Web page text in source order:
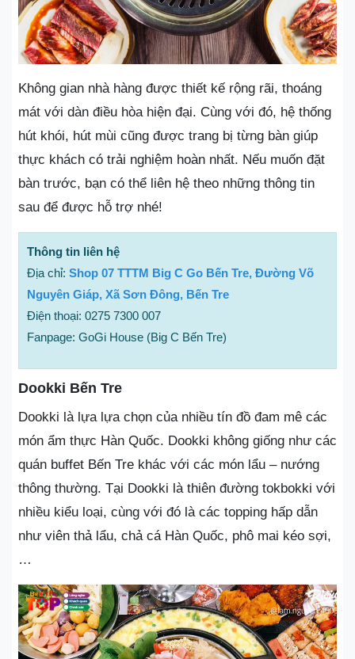
Không gian nhà hàng được thiết kế rộng rãi, thoáng
mát với dàn điều hòa hiện đại. Cùng với đó, hệ thống
hút khói, hút mùi cũng được trang bị từng bàn giúp
thực khách có trải nghiệm hoàn nhất. Nếu muốn đặt
bàn trước, bạn có thể liên hệ theo những thông tin
sau để được hỗ trợ nhé!
Thông tin liên hệ
Địa chỉ: Shop 07 TTTM Big C Go Bến Tre, Đường Võ
Nguyên Giáp, Xã Sơn Đông, Bến Tre
Điện thoại: 0275 7300 007
Fanpage: GoGi House (Big C Bến Tre)
Dookki Bến Tre
Dookki là lựa lựa chọn của nhiều tín đồ đam mê các
món ẩm thực Hàn Quốc. Dookki không giống như các
quán buffet Bến Tre khác với các món lẩu – nướng
thông thường. Tại Dookki là thiên đường tokbokki với
nhiều kiểu loại, cùng với đó là các topping hấp dẫn
như viên thả lẩu, chả cá Hàn Quốc, phô mai kéo sợi,
…